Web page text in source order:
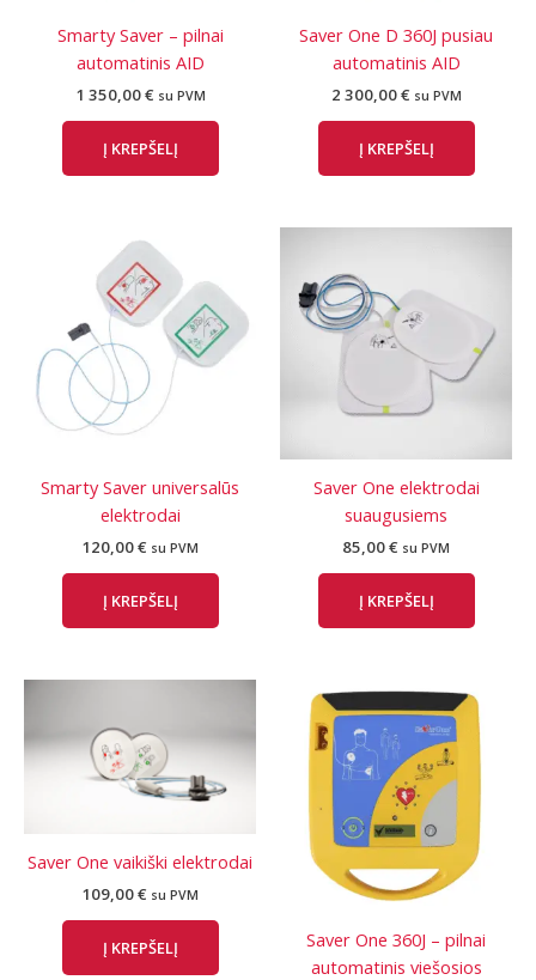
Smarty Saver – pilnai
automatinis AID
1 350,00€ su PVM
Į KREPŠELĮ
Saver One D 360J pusiau
automatinis AID
2 300,00€ su PVM
Į KREPŠELĮ
Smarty Saver universalūs
elektrodai
120,00€ su PVM
Į KREPŠELĮ
Saver One elektrodai
suaugusiems
85,00€ su PVM
Į KREPŠELĮ
Saver One vaikiški elektrodai
109,00€ su PVM
Į KREPŠELĮ
Saver One 360J – pilnai
automatinis viešosios